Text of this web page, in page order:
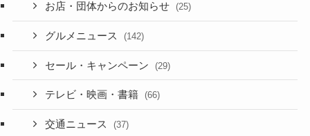
お店・団体からのお知らせ (25)
グルメニュース (142)
セール・キャンペーン (29)
テレビ・映画・書籍 (66)
交通ニュース (37)